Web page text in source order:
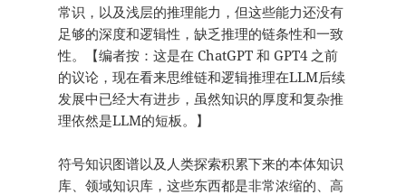
常识，以及浅层的推理能力，但这些能力还没有
足够的深度和逻辑性，缺乏推理的链条性和一致
性。【编者按：这是在 ChatGPT 和 GPT4 之前
的议论，现在看来思维链和逻辑推理在LLM后续
发展中已经大有进步，虽然知识的厚度和复杂推
理依然是LLM的短板。】
符号知识图谱以及人类探索积累下来的本体知识
库、领域知识库，这些东西都是非常浓缩的、高